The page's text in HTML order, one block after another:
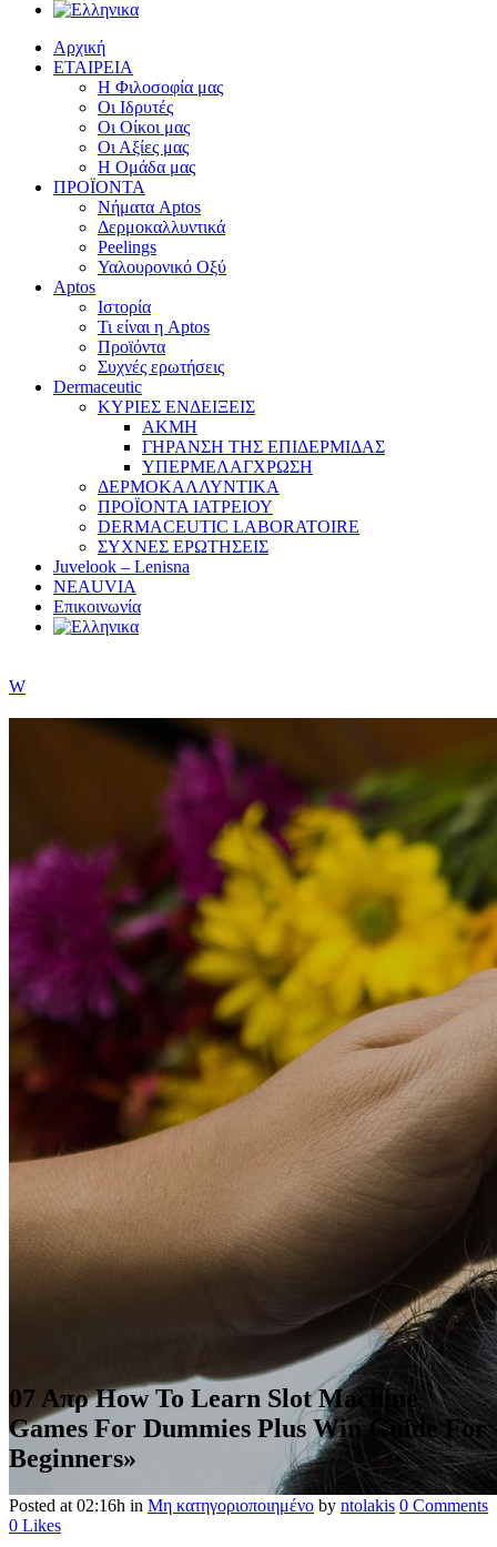
Αρχική
ΕΤΑΙΡΕΙΑ
Η Φιλοσοφία μας
Οι Ιδρυτές
Οι Οίκοι μας
Οι Αξίες μας
Η Ομάδα μας
ΠΡΟΪΟΝΤΑ
Νήματα Aptos
Δερμοκαλλυντικά
Peelings
Υαλουρονικό Οξύ
Aptos
Ιστορία
Τι είναι η Aptos
Προϊόντα
Συχνές ερωτήσεις
Dermaceutic
ΚΥΡΙΕΣ ΕΝΔΕΙΞΕΙΣ
ΑΚΜΗ
ΓΗΡΑΝΣΗ ΤΗΣ ΕΠΙΔΕΡΜΙΔΑΣ
ΥΠΕΡΜΕΛΑΓΧΡΩΣΗ
ΔΕΡΜΟΚΑΛΛΥΝΤΙΚΑ
ΠΡΟΪΟΝΤΑ ΙΑΤΡΕΙΟΥ
DERMACEUTIC LABORATOIRE
ΣΥΧΝΕΣ ΕΡΩΤΗΣΕΙΣ
Juvelook – Lenisna
NEAUVIA
Επικοινωνία
07 ΑπρHow To Learn Slot Machine
Games For Dummies Plus Win Guide For
Beginners»
Posted at 02:16h in Μη κατηγοριοποιημένο by ntolakis 0 Comments
0 Likes